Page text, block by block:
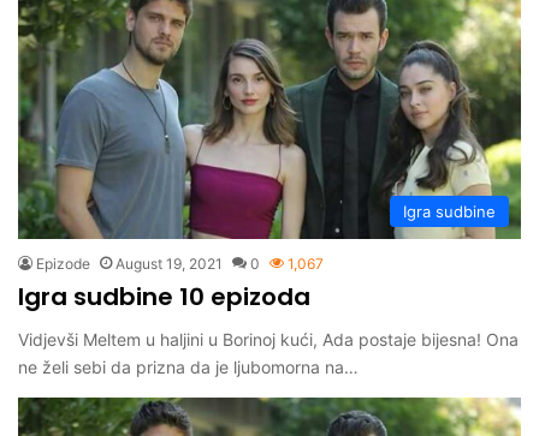
Igra sudbine
Epizode August 19, 2021 0 1,067
Igra sudbine 10 epizoda
Vidjevši Meltem u haljini u Borinoj kući, Ada postaje bijesna! Ona
ne želi sebi da prizna da je ljubomorna na…